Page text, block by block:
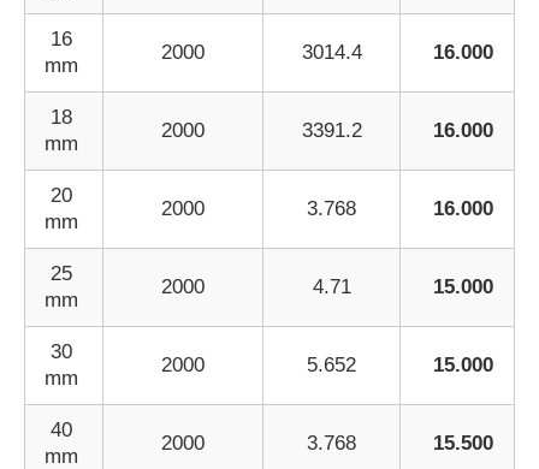
16
mm
2000 3014.4 16.000
18
mm
2000 3391.2 16.000
20
mm
2000 3.768 16.000
25
mm
2000 4.71 15.000
30
mm
2000 5.652 15.000
40
mm
2000 3.768 15.500